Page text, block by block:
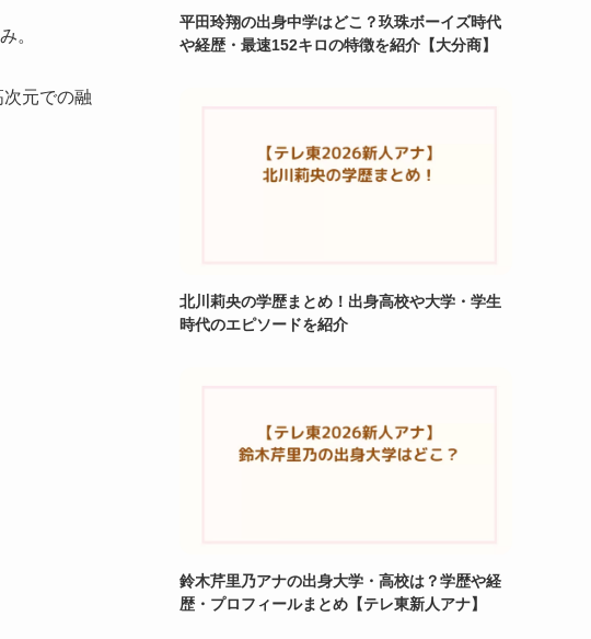
。
元での融
平田玲翔の出身中学はどこ？玖珠ボーイズ時代
や経歴・最速152キロの特徴を紹介【大分商】
北川莉央の学歴まとめ！出身高校や大学・学生
時代のエピソードを紹介
鈴木芹里乃アナの出身大学・高校は？学歴や経
歴・プロフィールまとめ【テレ東新人アナ】